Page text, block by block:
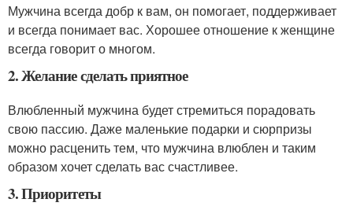
Мужчина всегда добр к вам, он помогает, поддерживает
и всегда понимает вас. Хорошее отношение к женщине
всегда говорит о многом.
2. Желание сделать приятное
Влюбленный мужчина будет стремиться порадовать
свою пассию. Даже маленькие подарки и сюрпризы
можно расценить тем, что мужчина влюблен и таким
образом хочет сделать вас счастливее.
3. Приоритеты